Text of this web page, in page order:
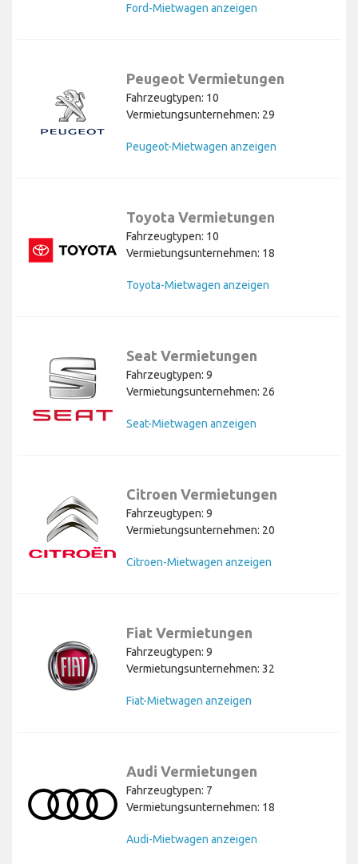
Ford-Mietwagen anzeigen
Peugeot Vermietungen
Fahrzeugtypen: 10
Vermietungsunternehmen: 29
Peugeot-Mietwagen anzeigen
Toyota Vermietungen
Fahrzeugtypen: 10
Vermietungsunternehmen: 18
Toyota-Mietwagen anzeigen
Seat Vermietungen
Fahrzeugtypen: 9
Vermietungsunternehmen: 26
Seat-Mietwagen anzeigen
Citroen Vermietungen
Fahrzeugtypen: 9
Vermietungsunternehmen: 20
Citroen-Mietwagen anzeigen
Fiat Vermietungen
Fahrzeugtypen: 9
Vermietungsunternehmen: 32
Fiat-Mietwagen anzeigen
Audi Vermietungen
Fahrzeugtypen: 7
Vermietungsunternehmen: 18
Audi-Mietwagen anzeigen